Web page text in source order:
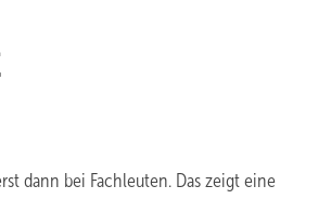
dann bei Fachleuten. Das zeigt eine